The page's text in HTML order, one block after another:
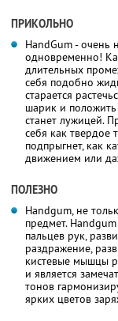
ПРИКОЛЬНО
HandGum -
одновременно!
длительных
себя подобно
старается
шарик и
станет лужицей.
себя как твердое
подпрыгнет, как
движением или
ПОЛЕЗНО
Handgum, не
предмет.
пальцев рук,
раздражение,
кистевые мышцы
и является
тонов
ярких цветов